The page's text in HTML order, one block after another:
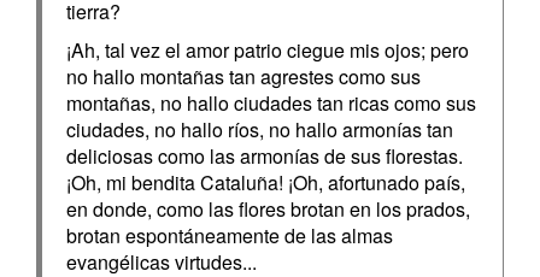
tierra?
¡Ah, tal vez el amor patrio ciegue mis ojos; pero
no hallo montañas tan agrestes como sus
montañas, no hallo ciudades tan ricas como sus
ciudades, no hallo ríos, no hallo armonías tan
deliciosas como las armonías de sus florestas.
¡Oh, mi bendita Cataluña! ¡Oh, afortunado país,
en donde, como las flores brotan en los prados,
brotan espontáneamente de las almas
evangélicas virtudes...